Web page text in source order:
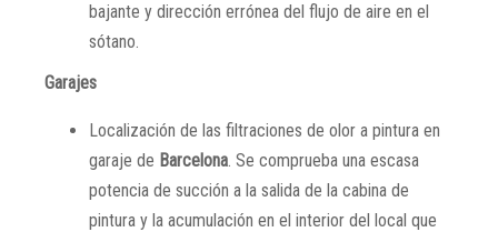
bajante y dirección errónea del flujo de aire en el
sótano.
Garajes
Localización de las filtraciones de olor a pintura en
garaje de Barcelona. Se comprueba una escasa
potencia de succión a la salida de la cabina de
pintura y la acumulación en el interior del local que